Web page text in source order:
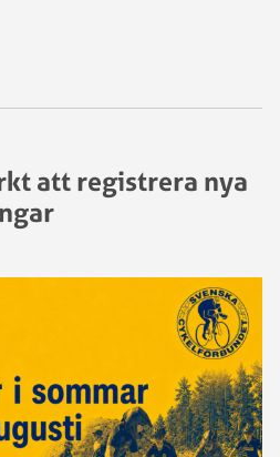
att registrera nya